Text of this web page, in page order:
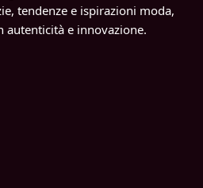
tendenze e ispirazioni moda,
autenticità e innovazione.